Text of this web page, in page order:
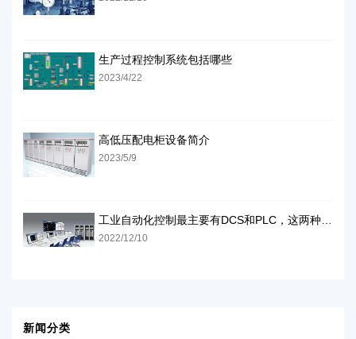
生产过程控制系统包括哪些
2023/4/22
高低压配电柜设备简介
2023/5/9
2022/12/10
新闻分类